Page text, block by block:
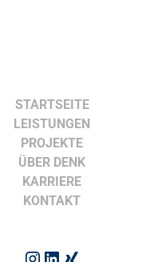
STARTSEITE
LEISTUNGEN
PROJEKTE
ÜBER DENK
KARRIERE
KONTAKT